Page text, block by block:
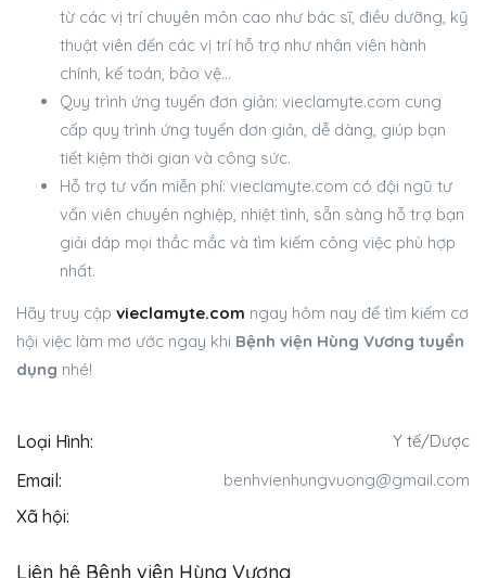
từ các vị trí chuyên môn cao như bác sĩ, điều dưỡng, kỹ
thuật viên đến các vị trí hỗ trợ như nhân viên hành
chính, kế toán, bảo vệ…
Quy trình ứng tuyển đơn giản: vieclamyte.com cung
cấp quy trình ứng tuyển đơn giản, dễ dàng, giúp bạn
tiết kiệm thời gian và công sức.
Hỗ trợ tư vấn miễn phí: vieclamyte.com có đội ngũ tư
vấn viên chuyên nghiệp, nhiệt tình, sẵn sàng hỗ trợ bạn
giải đáp mọi thắc mắc và tìm kiếm công việc phù hợp
nhất.
Hãy truy cập vieclamyte.com ngay hôm nay để tìm kiếm cơ
hội việc làm mơ ước ngay khi Bệnh viện Hùng Vương tuyển
dụng nhé!
Loại Hình: Y tế/Dược
Email: benhvienhungvuong@gmail.com
Xã hội:
Liên hệ Bệnh viện Hùng Vương